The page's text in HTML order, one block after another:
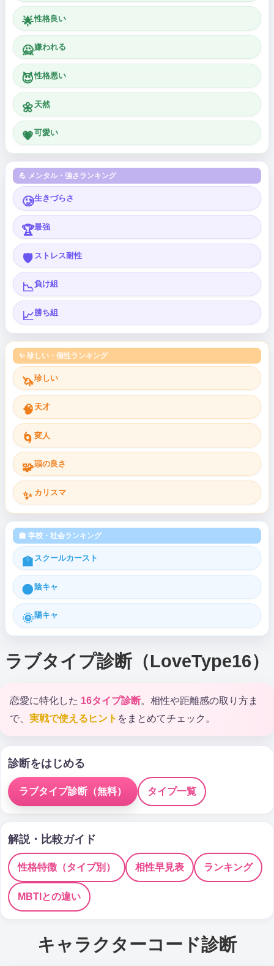
🌟性格良い
🙅嫌われる
😈性格悪い
🌼 天然
💗可愛い
💪 メンタル・強さランキング
🥲生きづらさ
🏆最強
🛡️ ストレス耐性
📉負け組
📈勝ち組
✨ 珍しい・個性ランキング
🦄珍しい
🧠 天才
🌀 変人
🧩頭の良さ
✨ カリスマ
🏫 学校・社会ランキング
🏫 スクールカースト
🌑陰キャ
🌞 陽キャ
ラブタイプ診断（LoveType16）
恋愛に特化した 16タイプ診断。相性や距離感の取り方ま
で、 実戦で使えるヒント をまとめてチェック。
診断をはじめる
ラブタイプ診断（無料） タイプ一覧
解説・比較ガイド
性格特徴（タイプ別） 相性早見表 ランキング
MBTIとの違い
キャラクターコード診断